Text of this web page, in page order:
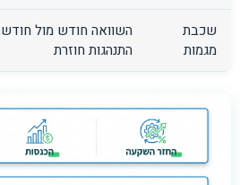
שכבת
מגמות
השוואה חודש מול חודש,
התנהגות חוזרת